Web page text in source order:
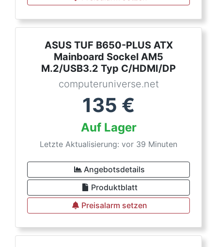
ASUS TUF B650-PLUS ATX
Mainboard Sockel AM5
M.2/USB3.2 Typ C/HDMI/DP
computeruniverse.net
135 €
Auf Lager
Letzte Aktualisierung: vor 39 Minuten
Angebotsdetails
Produktblatt
Preisalarm setzen